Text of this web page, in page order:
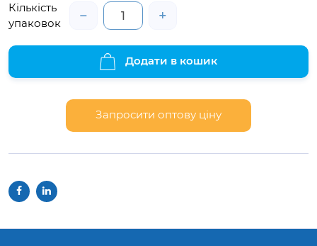
Кількість
упаковок
− +
Додати в кошик
Запросити оптову ціну